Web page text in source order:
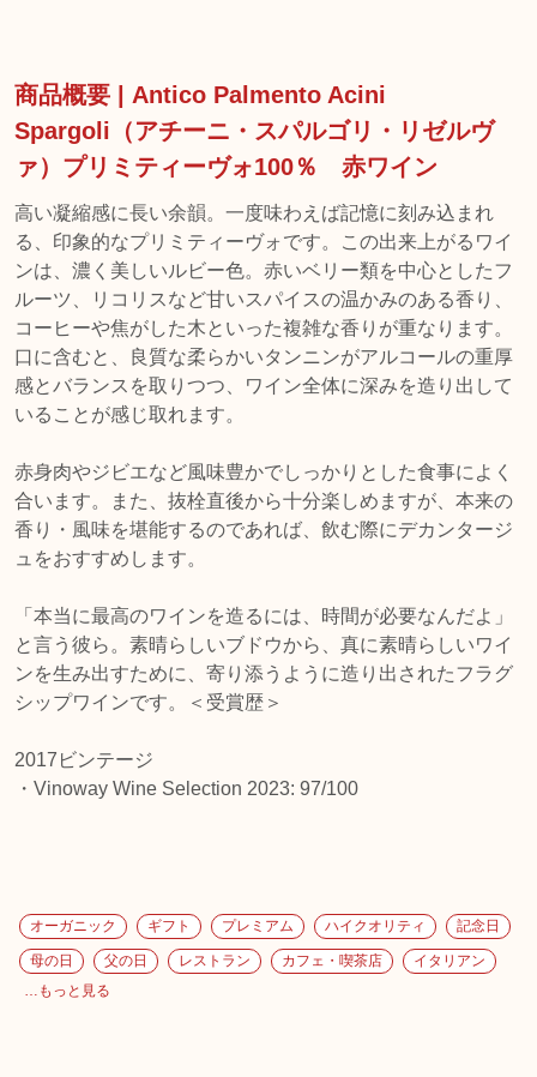
商品概要 | Antico Palmento Acini
Spargoli（アチーニ・スパルゴリ・リゼルヴ
ァ）プリミティーヴォ100％ 赤ワイン
高い凝縮感に長い余韻。一度味わえば記憶に刻み込まれ
る、印象的なプリミティーヴォです。この出来上がるワイ
ンは、濃く美しいルビー色。赤いベリー類を中心としたフ
ルーツ、リコリスなど甘いスパイスの温かみのある香り、
コーヒーや焦がした木といった複雑な香りが重なります。
口に含むと、良質な柔らかいタンニンがアルコールの重厚
感とバランスを取りつつ、ワイン全体に深みを造り出して
いることが感じ取れます。
赤身肉やジビエなど風味豊かでしっかりとした食事によく
合います。また、抜栓直後から十分楽しめますが、本来の
香り・風味を堪能するのであれば、飲む際にデカンタージ
ュをおすすめします。
「本当に最高のワインを造るには、時間が必要なんだよ」
と言う彼ら。素晴らしいブドウから、真に素晴らしいワイ
ンを生み出すために、寄り添うように造り出されたフラグ
シップワインです。＜受賞歴＞
2017ビンテージ
・Vinoway Wine Selection 2023: 97/100
オーガニック ギフト プレミアム ハイクオリティ 記念日
母の日 父の日 レストラン カフェ・喫茶店
イタリアン
…もっと見る